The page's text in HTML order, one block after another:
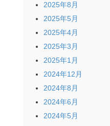
2025年8月
2025年5月
2025年4月
2025年3月
2025年1月
2024年12月
2024年8月
2024年6月
2024年5月